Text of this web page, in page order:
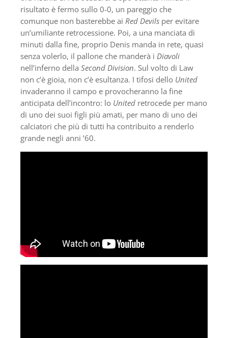
risultato è fermo sullo 0-0, un pareggio che
comunque non basterebbe ai Red Devils per evitare
un’umiliante retrocessione. Poi, a una manciata di
minuti dalla fine, proprio Denis manda in rete, quasi
senza volerlo, il pallone che manderà i Diavoli
nell’inferno della Second Division. Sul volto di Law
non c’è gioia, non c’è esultanza. I tifosi dello United
invaderanno il campo e provocheranno la fine
anticipata dell’incontro: lo United retrocede per mano
di uno dei suoi figli più amati, per mano di uno dei
calciatori che più di tutti ha contribuito a renderlo
grande negli anni ’60.